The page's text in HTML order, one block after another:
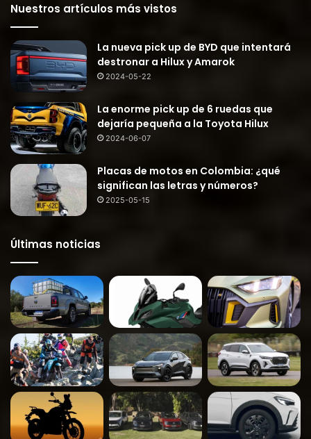
Nuestros artículos más vistos
La nueva pick up de BYD que intentará
destronar a Hilux y Amarok
2024-05-22
La enorme pick up de 6 ruedas que
dejaría pequeña a la Toyota Hilux
2024-06-07
Placas de motos en Colombia: ¿qué
significan las letras y números?
2025-05-15
Últimas noticias